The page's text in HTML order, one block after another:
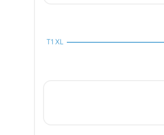
T1 XL